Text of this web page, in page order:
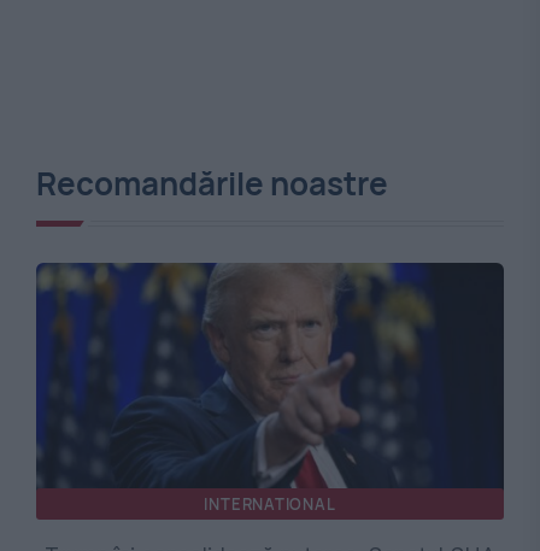
Recomandările noastre
INTERNATIONAL